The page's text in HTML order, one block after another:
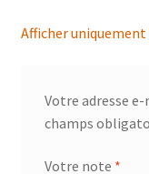
Afficher
Votre adresse
champs
Votre note *